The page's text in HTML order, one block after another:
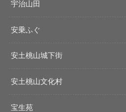
宇治山田
安乗ふぐ
安土桃山城下街
安土桃山文化村
宝生苑